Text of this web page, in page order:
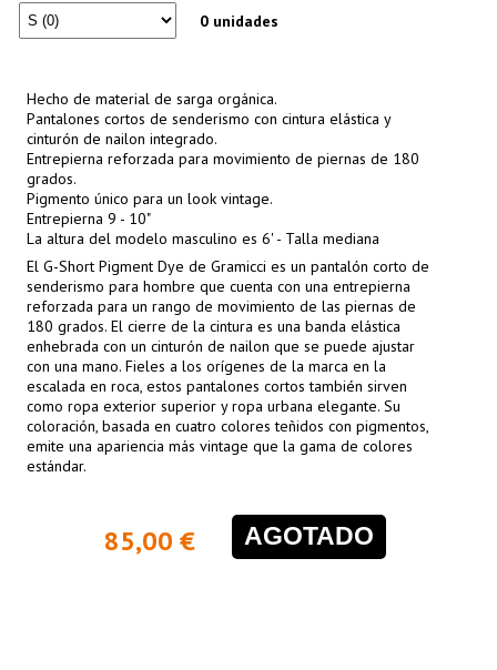
0 unidades
Hecho de material de sarga orgánica.
Pantalones cortos de senderismo con cintura elástica y
cinturón de nailon integrado.
Entrepierna reforzada para movimiento de piernas de 180
grados.
Pigmento único para un look vintage.
Entrepierna 9 - 10"
La altura del modelo masculino es 6' - Talla mediana
El G-Short Pigment Dye de Gramicci es un pantalón corto de
senderismo para hombre que cuenta con una entrepierna
reforzada para un rango de movimiento de las piernas de
180 grados. El cierre de la cintura es una banda elástica
enhebrada con un cinturón de nailon que se puede ajustar
con una mano. Fieles a los orígenes de la marca en la
escalada en roca, estos pantalones cortos también sirven
como ropa exterior superior y ropa urbana elegante. Su
coloración, basada en cuatro colores teñidos con pigmentos,
emite una apariencia más vintage que la gama de colores
estándar.
85,00 € AGOTADO